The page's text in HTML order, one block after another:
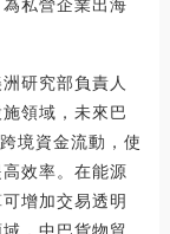
私營企業出海
研究部負責人
領域，未來巴
境資金流動，使
效率。在能源
增加交易透明
，中巴貨物貿